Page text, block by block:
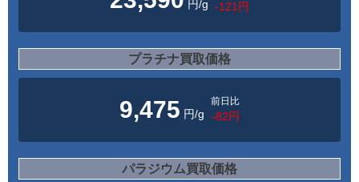
円/g -121円
プラチナ買取価格
9,475 円/g
前日比
-82円
パラジウム買取価格